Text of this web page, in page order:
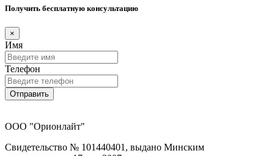
Получить бесплатную консультацию
×
Имя
Телефон
Отправить
ООО "Орионлайт"
Свидетельство № 101440401, выдано Минским